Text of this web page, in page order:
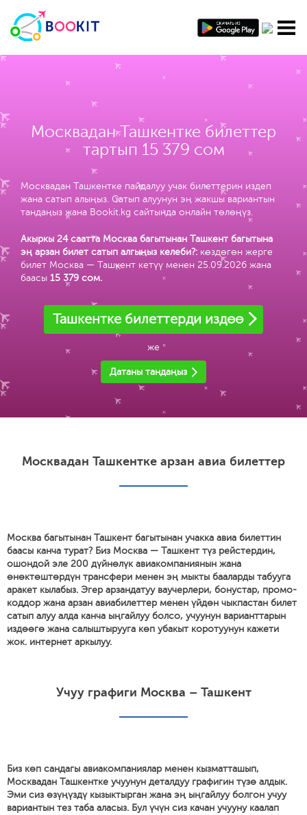
Москвадан Ташкентке билеттер
тартып 15 379 сом
Москвадан Ташкентке пайдалуу учак билеттерин издеп
жана сатып алыңыз. Сатып алуунун эң жакшы вариантын
тандаңыз жана Bookit.kg сайтында онлайн төлөңүз.
Акыркы 24 саатта Москва багытынан Ташкент багытына
эң арзан билет сатып алгыңыз келеби?: көздөгөн жерге
билет Москва — Ташкент кетүү менен 25.09.2026 жана
баасы 15 379 сом.
Ташкентке билеттерди издөө
же
Датаны тандаңыз
Москвадан Ташкентке арзан авиа билеттер
Москва багытынан Ташкент багытынан учакка авиа билеттин
баасы канча турат? Биз Москва — Ташкент түз рейстердин,
ошондой эле 200 дүйнөлүк авиакомпаниянын жана
өнөктөштөрдүн трансфери менен эң мыкты бааларды табууга
аракет кылабыз. Эгер арзандатуу ваучерлери, бонустар, промо-
коддор жана арзан авиабилеттер менен үйдөн чыкпастан билет
сатып алуу алда канча ыңгайлуу болсо, учуунун варианттарын
издөөгө жана салыштырууга көп убакыт коротуунун кажети
жок. интернет аркылуу.
Учуу графиги Москва – Ташкент
Биз көп сандагы авиакомпаниялар менен кызматташып,
Москвадан Ташкентке учуунун деталдуу графигин түзө алдык.
Эми сиз өзүңүздү кызыктырган жана эң ыңгайлуу болгон учуу
вариантын тез таба аласыз. Бул үчүн сиз качан учууну каалап